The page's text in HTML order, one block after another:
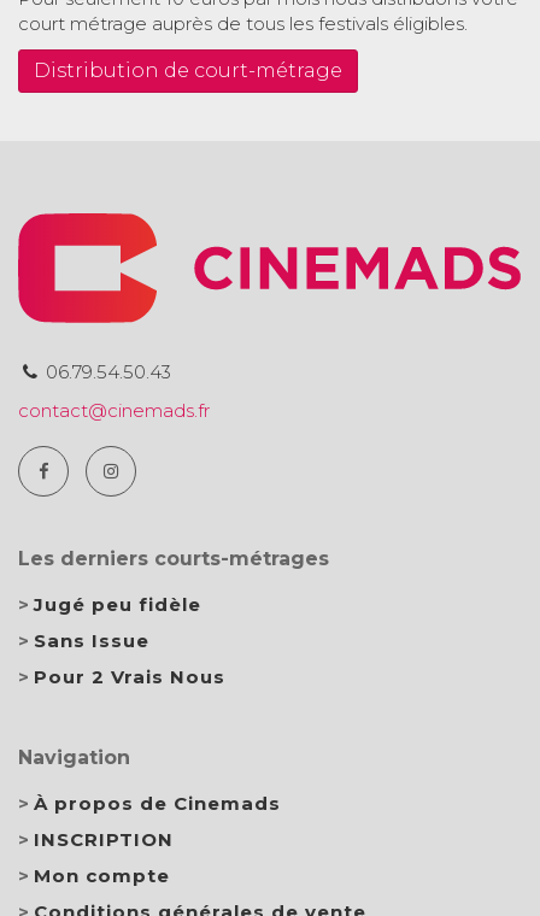
court métrage auprès de tous les festivals éligibles.
Distribution de court-métrage
06.79.54.50.43
contact@cinemads.fr
Les derniers courts-métrages
Jugé peu fidèle
Sans Issue
Pour 2 Vrais Nous
Navigation
À propos de Cinemads
INSCRIPTION
Mon compte
Conditions générales de vente